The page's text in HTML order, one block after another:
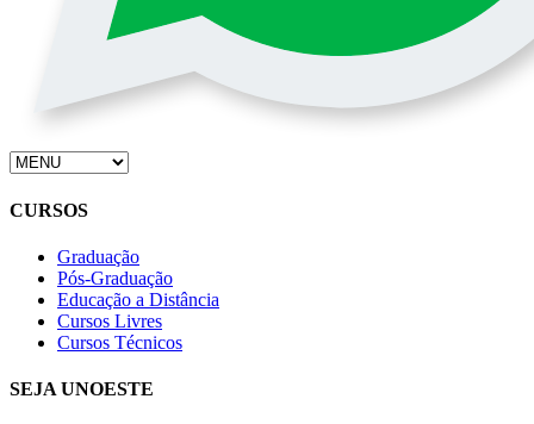
CURSOS
Graduação
Pós-Graduação
Educação a Distância
Cursos Livres
Cursos Técnicos
SEJA UNOESTE